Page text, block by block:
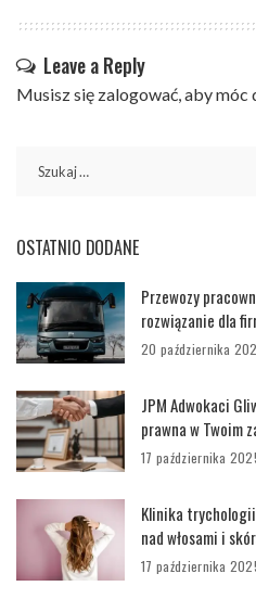
Leave a Reply
Musisz się zalogować, aby móc
OSTATNIO DODANE
Przewozy
rozwiązanie dla
20 października
JPM Adwokaci
prawna w Twoim
17 października
Klinika
nad włosami i
17 października